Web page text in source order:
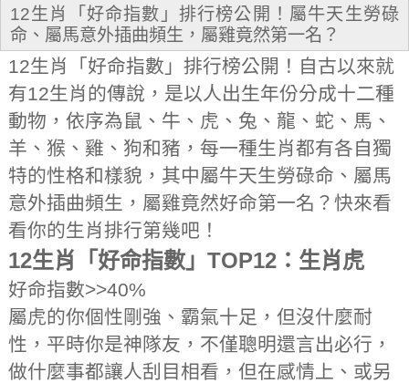
12生肖「好命指數」排行榜公開！屬牛天生勞碌
命、屬馬意外插曲頻生，屬雞竟然第一名？
12生肖「好命指數」排行榜公開！ 自古以來就
有12生肖的傳說，是以人出生年份分成十二種
動物，依序為鼠、牛、虎、兔、龍、蛇、馬、
羊、猴、雞、狗和豬，每一種生肖都有各自獨
特的性格和樣貌，其中屬牛天生勞碌命、屬馬
意外插曲頻生，屬雞竟然好命第一名？快來看
看你的生肖排行第幾吧！
12生肖「好命指數」TOP12：生肖虎
好命指數>>40%
屬虎的你個性剛強、霸氣十足，但沒什麼耐
性，平時你是神隊友，不僅聰明還言出必行，
做什麼事都讓人刮目相看，但在感情上、或另